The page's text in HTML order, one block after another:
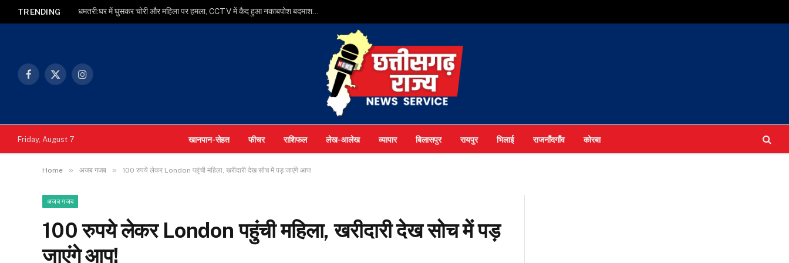
TRENDING धमतरी:घर में घुसकर चोरी और महिला पर हमला, CCTV में कैद हुआ नकाबपोश बदमाश…
Facebook
X
Instagram
Friday, August 7 खानपान-सेहत फीचर राशिफल लेख-आलेख व्यापार बिलासपुर रायपुर भिलाई राजनाँदगाँव कोरबा
Home » अजब गजब » 100 रुपये लेकर London पहुंची महिला, खरीदारी देख सोच में पड़ जाएंगे आप!
अजब गजब
100 रुपये लेकर London पहुंची महिला, खरीदारी देख सोच में पड़
जाएंगे आप!